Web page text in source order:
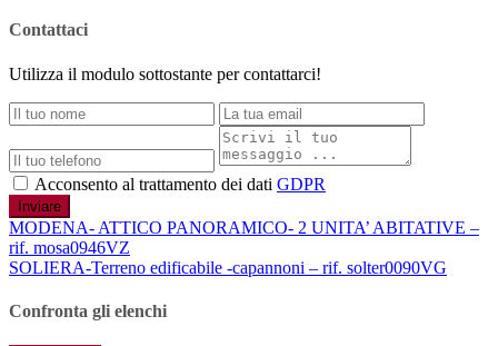
Contattaci
Utilizza il modulo sottostante per contattarci!
Acconsento al trattamento dei dati GDPR
Inviare
MODENA- ATTICO PANORAMICO- 2 UNITA’ ABITATIVE –
rif. mosa0946VZ
SOLIERA-Terreno edificabile -capannoni – rif. solter0090VG
Confronta gli elenchi